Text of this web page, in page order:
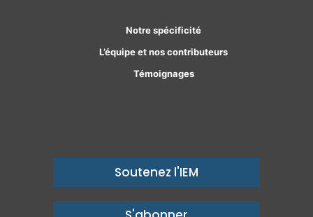
Notre spécificité
L’équipe et nos contributeurs
Témoignages
Soutenez l'IEM